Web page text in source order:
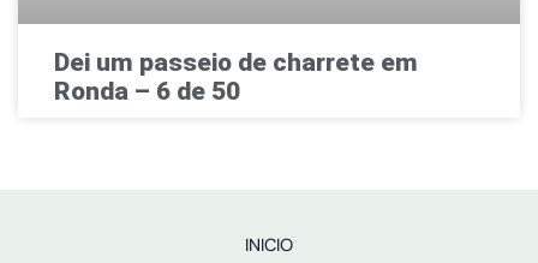
Dei um passeio de charrete em
Ronda – 6 de 50
INICIO